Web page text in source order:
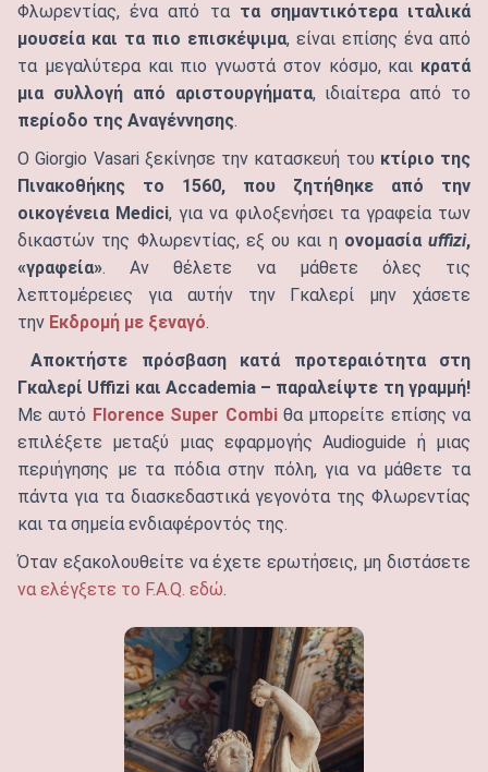
Φλωρεντίας, ένα από τα τα σημαντικότερα ιταλικά
μουσεία και τα πιο επισκέψιμα, είναι επίσης ένα από
τα μεγαλύτερα και πιο γνωστά στον κόσμο, και κρατά
μια συλλογή από αριστουργήματα, ιδιαίτερα από το
περίοδο της Αναγέννησης.
Ο Giorgio Vasari ξεκίνησε την κατασκευή του κτίριο της
Πινακοθήκης το 1560, που ζητήθηκε από την
οικογένεια Medici, για να φιλοξενήσει τα γραφεία των
δικαστών της Φλωρεντίας, εξ ου και η ονομασία uffizi,
«γραφεία». Αν θέλετε να μάθετε όλες τις
λεπτομέρειες για αυτήν την Γκαλερί μην χάσετε
την Εκδρομή με ξεναγό.
Αποκτήστε πρόσβαση κατά προτεραιότητα στη
Γκαλερί Uffizi και Accademia – παραλείψτε τη γραμμή!
Με αυτό Florence Super Combiθα μπορείτε επίσης να
επιλέξετε μεταξύ μιας εφαρμογής Audioguide ή μιας
περιήγησης με τα πόδια στην πόλη, για να μάθετε τα
πάντα για τα διασκεδαστικά γεγονότα της Φλωρεντίας
και τα σημεία ενδιαφέροντός της.
Όταν εξακολουθείτε να έχετε ερωτήσεις, μη διστάσετε
να ελέγξετε το F.A.Q. εδώ.